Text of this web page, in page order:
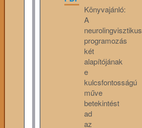
Könyvajánló:
A
neurolingvisztikus
programozás
két
alapítójának
e
kulcsfontosságú
műve
betekintést
ad
az